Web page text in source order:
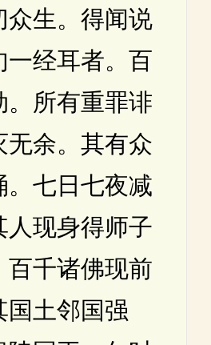
众生。得闻说
一经耳者。百
。所有重罪诽
无余。其有众
。七日七夜减
人现身得师子
百千诸佛现前
国土邻国强